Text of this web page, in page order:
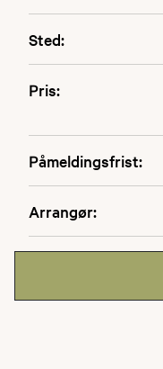
Sted:
Pris:
Påmeldingsfrist:
Arrangør: